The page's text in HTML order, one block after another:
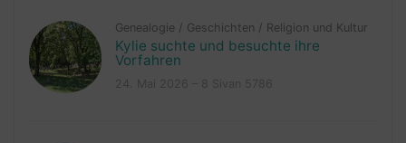
Genealogie / Geschichten / Religion und Kultur
Kylie suchte und besuchte ihre
Vorfahren